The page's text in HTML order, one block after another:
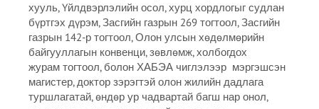
хууль, Үйлдвэрлэлийн осол, хурц хордлогыг судлан
бүртгэх дүрэм, Засгийн газрын 269 тогтоол, Засгийн
газрын 142-р тогтоол, Олон улсын хөдөлмөрийн
байгууллагын конвенци, зөвлөмж, холбогдох
журам тогтоол, болон ХАБЭА чиглэлээр мэргэшсэн
магистер, доктор зэрэгтэй олон жилийн дадлага
туршлагатай, өндөр ур чадвартай багш нар онол,